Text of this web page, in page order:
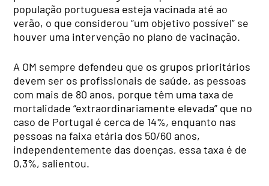
população portuguesa esteja vacinada até ao
verão, o que considerou “um objetivo possível” se
houver uma intervenção no plano de vacinação.
A OM sempre defendeu que os grupos prioritários
devem ser os profissionais de saúde, as pessoas
com mais de 80 anos, porque têm uma taxa de
mortalidade “extraordinariamente elevada” que no
caso de Portugal é cerca de 14%, enquanto nas
pessoas na faixa etária dos 50/60 anos,
independentemente das doenças, essa taxa é de
0,3%, salientou.